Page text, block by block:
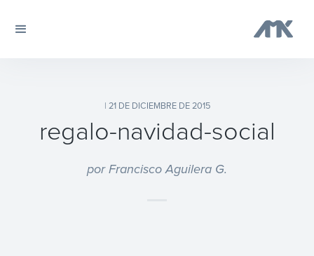
| 21 DE DICIEMBRE DE 2015
regalo-navidad-social
por Francisco Aguilera G.